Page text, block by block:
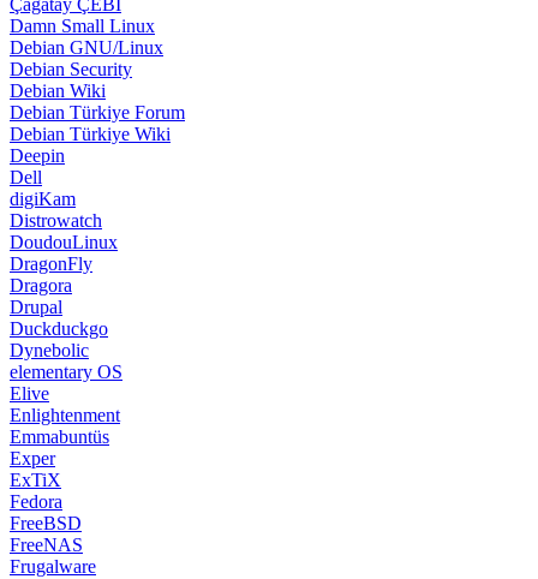
Damn Small Linux
Debian GNU/Linux
Debian Security
Debian Wiki
Debian Türkiye Forum
Debian Türkiye Wiki
Deepin
Dell
digiKam
Distrowatch
DoudouLinux
DragonFly
Dragora
Drupal
Duckduckgo
Dynebolic
elementary OS
Elive
Enlightenment
Emmabuntüs
Exper
ExTiX
Fedora
FreeBSD
FreeNAS
Frugalware